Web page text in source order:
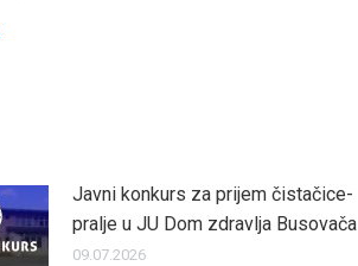
Javni konkurs za prijem čistačice-
pralje u JU Dom zdravlja Busovača
09.07.2026